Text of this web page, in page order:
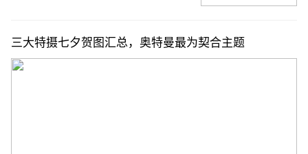
三大特摄七夕贺图汇总，奥特曼最为契合主题